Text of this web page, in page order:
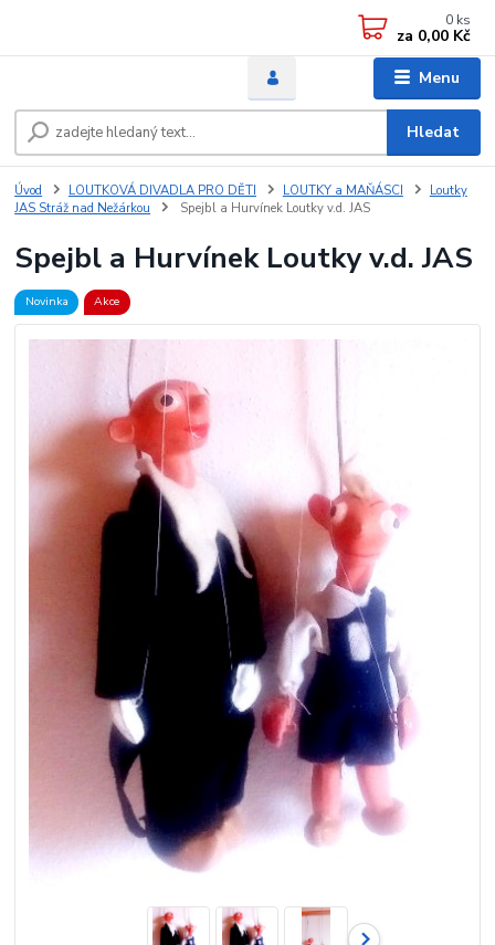
Menu
Hledat
0 ks
za 0,00 Kč
Úvod LOUTKOVÁ DIVADLA PRO DĚTI LOUTKY a MAŇÁSCI
Loutky
JAS Stráž nad Nežárkou
Spejbl a Hurvínek Loutky v.d. JAS
Spejbl a Hurvínek Loutky v.d. JAS
Novinka Akce